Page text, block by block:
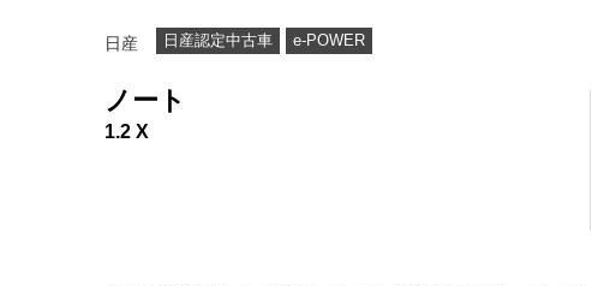
日産 日産認定中古車 e-POWER
ノート
1.2 X